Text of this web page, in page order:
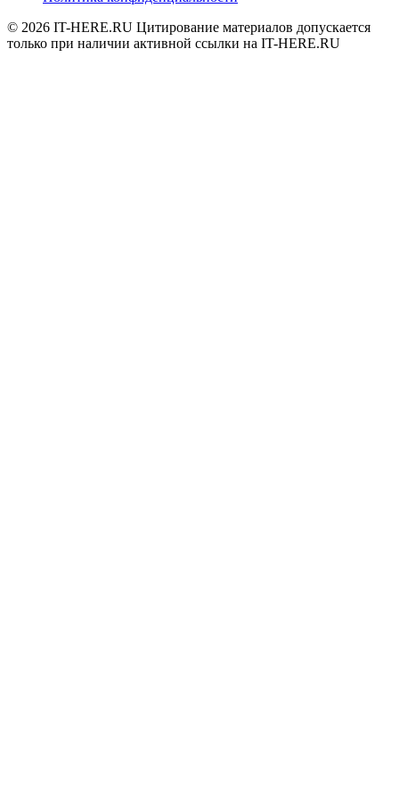
© 2026 IT-HERE.RU Цитирование материалов допускается
только при наличии активной ссылки на IT-HERE.RU